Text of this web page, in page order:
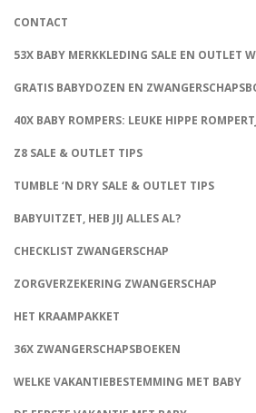
CONTACT
53X BABY MERKKLEDING SALE EN OUTLET
GRATIS BABYDOZEN EN
40X BABY ROMPERS: LEUKE HIPPE
Z8 SALE & OUTLET TIPS
TUMBLE ‘N DRY SALE & OUTLET TIPS
BABYUITZET, HEB JIJ ALLES AL?
CHECKLIST ZWANGERSCHAP
ZORGVERZEKERING ZWANGERSCHAP
HET KRAAMPAKKET
36X ZWANGERSCHAPSBOEKEN
WELKE VAKANTIEBESTEMMING MET BABY